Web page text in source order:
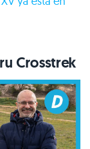
Crosstrek